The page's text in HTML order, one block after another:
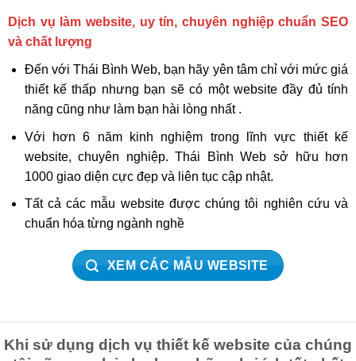
Dịch vụ làm website, uy tín, chuyên nghiệp chuẩn SEO
và chất lượng
Đến với Thái Bình Web, bạn hãy yên tâm chỉ với mức giá
thiết kế thấp nhưng bạn sẽ có một website đầy đủ tính
năng cũng như làm bạn hài lòng nhất .
Với hơn 6 năm kinh nghiệm trong lĩnh vực thiết kế
website, chuyên nghiệp. Thái Bình Web sở hữu hơn
1000 giao diện cực đẹp và liên tục cập nhật.
Tất cả các mẫu website được chúng tôi nghiên cứu và
chuẩn hóa từng ngành nghề
XEM CÁC MẪU WEBSITE
Khi sử dụng dịch vụ thiết kế website của chúng